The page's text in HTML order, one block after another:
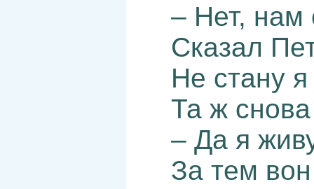
– Нет, нам
Сказал
Не стану
Та ж
– Да я
За тем